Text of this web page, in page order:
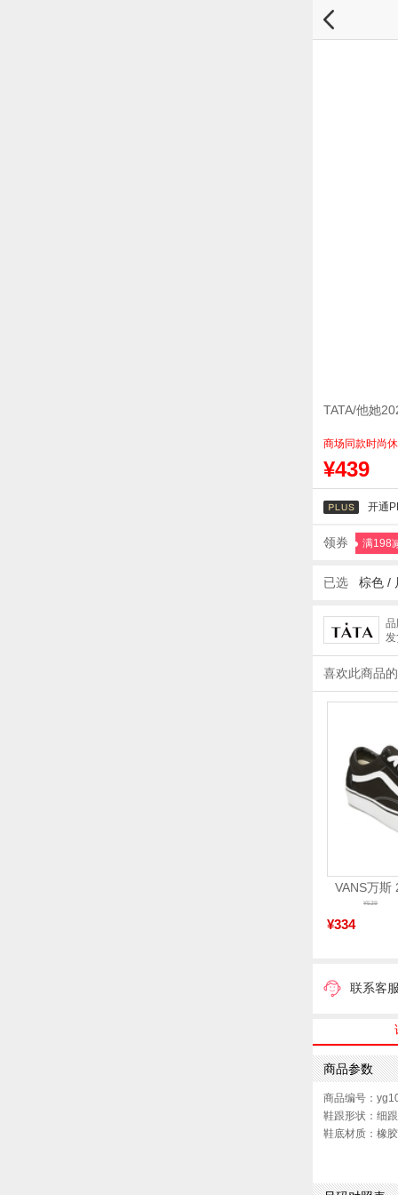
TATA/他她
商场同款时尚
¥439
开通
领券 满198
已选 棕色 /
喜欢此商品
¥334
¥539
联系客
商品参数
商品编号：
鞋跟形状：细跟
鞋底材质：橡
前掌高度：